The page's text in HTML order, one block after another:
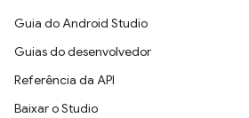
Guia do Android Studio
Guias do desenvolvedor
Referência da API
Baixar o Studio